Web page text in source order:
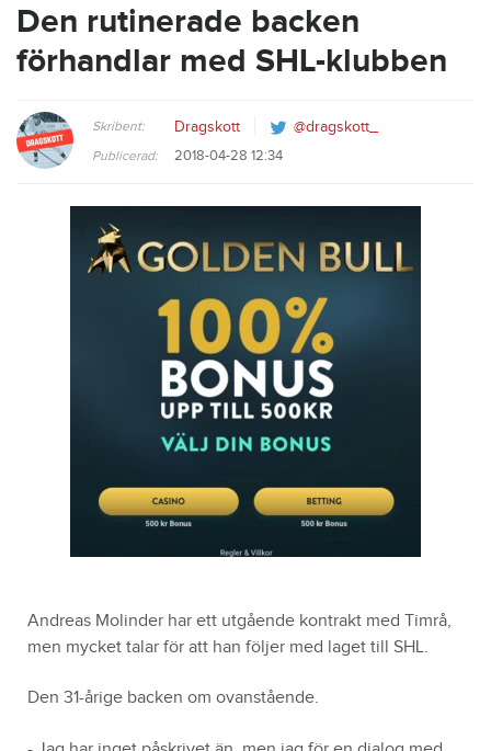
Den rutinerade backen
förhandlar med SHL-klubben
Skribent: Dragskott @dragskott_
Publicerad: 2018-04-28 12:34
Andreas Molinder har ett utgående kontrakt med Timrå,
men mycket talar för att han följer med laget till SHL.
Den 31-årige backen om ovanstående.